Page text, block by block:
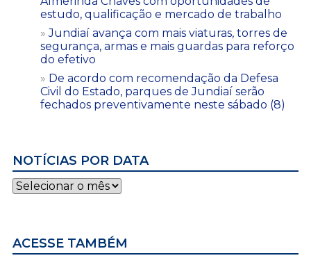
estudo, qualificação e mercado de trabalho
Jundiaí avança com mais viaturas, torres de
segurança, armas e mais guardas para reforço
do efetivo
De acordo com recomendação da Defesa
Civil do Estado, parques de Jundiaí serão
fechados preventivamente neste sábado (8)
NOTÍCIAS POR DATA
Notícias
por
ACESSE TAMBÉM